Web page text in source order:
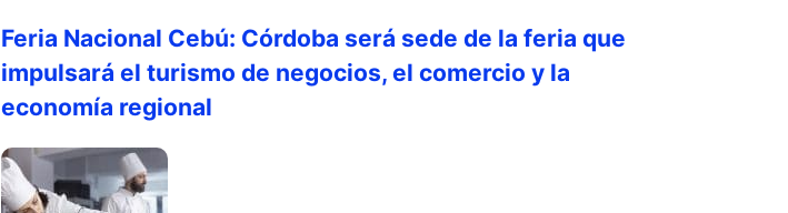
Feria Nacional Cebú: Córdoba será sede de la feria que
impulsará el turismo de negocios, el comercio y la
economía regional